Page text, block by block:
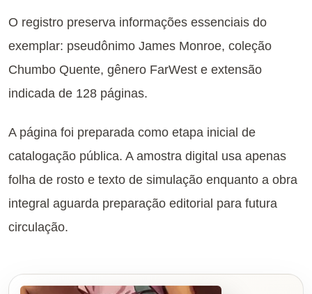
O registro preserva informações essenciais do
exemplar: pseudônimo James Monroe, coleção
Chumbo Quente, gênero FarWest e extensão
indicada de 128 páginas.
A página foi preparada como etapa inicial de
catalogação pública. A amostra digital usa apenas
folha de rosto e texto de simulação enquanto a obra
integral aguarda preparação editorial para futura
circulação.